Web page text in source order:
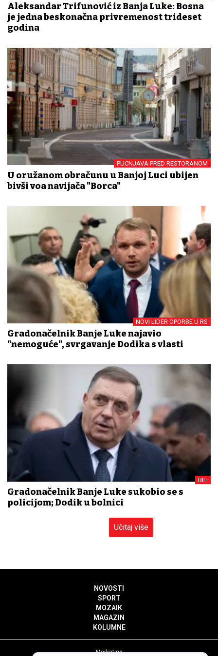
Aleksandar Trifunović iz Banja Luke: Bosna
je jedna beskonačna privremenost trideset
godina
PUCNJAVA PRED RESTORANOM
U oružanom obračunu u Banjoj Luci ubijen
bivši vođa navijača "Borca"
NOVI LIDER OPORBE U RS
Gradonačelnik Banje Luke najavio
"nemoguće", svrgavanje Dodika s vlasti
BIH
Gradonačelnik Banje Luke sukobio se s
policijom; Dodik u bolnici
Učitaj više
NOVOSTI
SPORT
MOZAIK
MAGAZIN
KOLUMNE
Marketing